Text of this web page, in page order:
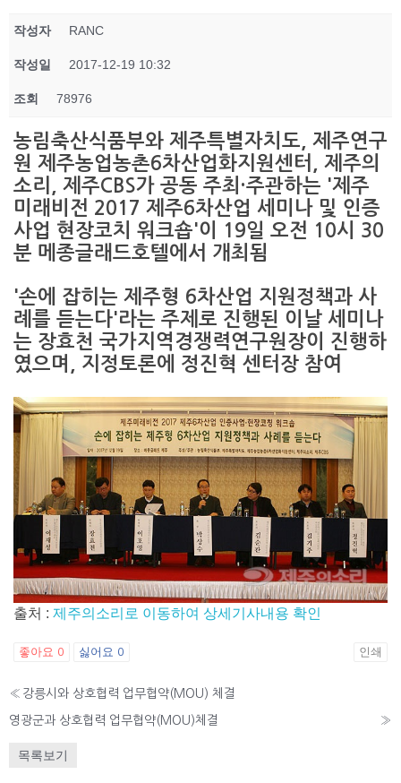
작성자 RANC
작성일 2017-12-19 10:32
조회 78976
농림축산식품부와 제주특별자치도, 제주연구
원 제주농업농촌6차산업화지원센터, 제주의
소리, 제주CBS가 공동 주최·주관하는 '제주
미래비전 2017 제주6차산업 세미나 및 인증
사업 현장코치 워크숍'이 19일 오전 10시 30
분 메종글래드호텔에서 개최됨
'손에 잡히는 제주형 6차산업 지원정책과 사
례를 듣는다'라는 주제로 진행된 이날 세미나
는 장효천 국가지역경쟁력연구원장이 진행하
였으며, 지정토론에 정진혁 센터장 참여
출처 : 제주의소리로 이동하여 상세기사내용 확인
좋아요 0 싫어요 0 인쇄
« 강릉시와 상호협력 업무협약(MOU) 체결
영광군과 상호협력 업무협약(MOU)체결 »
목록보기